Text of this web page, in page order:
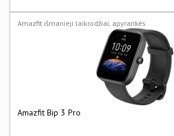
Amazfit išmanieji laikrodžiai, apyrankės
Amazfit Bip 3 Pro